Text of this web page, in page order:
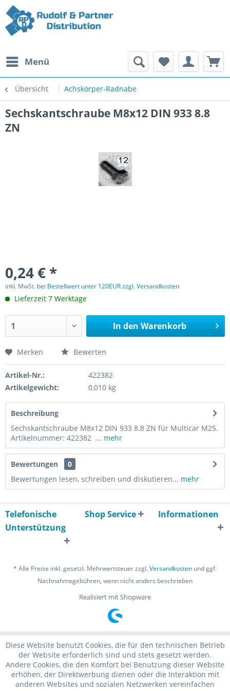
Menü
Übersicht Achskörper-Radnabe
Sechskantschraube M8x12 DIN 933 8.8
ZN
0,24 € *
inkl. MwSt. bei Bestellwert unter 120EUR zzgl. Versandkosten
Lieferzeit 7 Werktage
In den Warenkorb
Merken Bewerten
Artikel-Nr.:
422382
Artikelgewicht:
0,010 kg
Beschreibung
Sechskantschraube M8x12 DIN 933 8.8 ZN für Multicar M25.
Artikelnummer: 422382 ... mehr
Bewertungen
0
Bewertungen lesen, schreiben und diskutieren... mehr
Telefonische
Unterstützung
Shop Service Informationen
* Alle Preise inkl. gesetzl. Mehrwertsteuer zzgl.Versandkosten und ggf.
Nachnahmegebühren, wenn nicht anders beschrieben
Realisiert mit Shopware
Diese Website benutzt Cookies, die für den technischen Betrieb
der Website erforderlich sind und stets gesetzt werden.
Andere Cookies, die den Komfort bei Benutzung dieser Website
erhöhen, der Direktwerbung dienen oder die Interaktion mit
anderen Websites und sozialen Netzwerken vereinfachen